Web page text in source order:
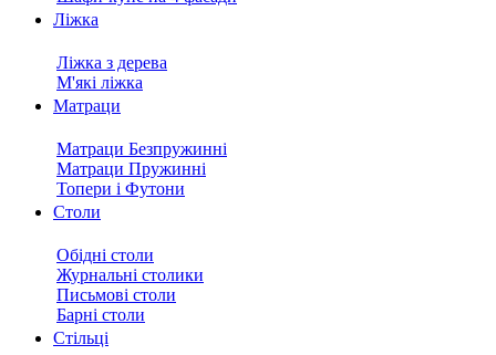
Ліжка
Ліжка з дерева
М'які ліжка
Матраци
Матраци Безпружинні
Матраци Пружинні
Топери і Футони
Столи
Обідні столи
Журнальні столики
Письмові столи
Барні столи
Стільці